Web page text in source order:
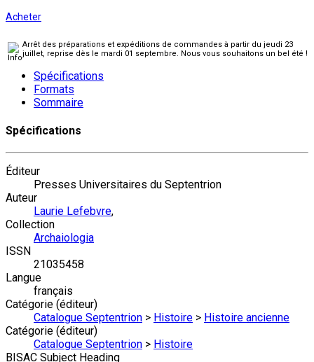
Acheter
Arrêt des préparations et expéditions de commandes à partir du jeudi 23
juillet, reprise dès le mardi 01 septembre. Nous vous souhaitons un bel été !
Spécifications
Formats
Sommaire
Spécifications
Éditeur
Presses Universitaires du Septentrion
Auteur
Laurie Lefebvre,
Collection
Archaiologia
ISSN
21035458
Langue
français
Catégorie (éditeur)
Catalogue Septentrion > Histoire > Histoire ancienne
Catégorie (éditeur)
Catalogue Septentrion > Histoire
BISAC Subject Heading